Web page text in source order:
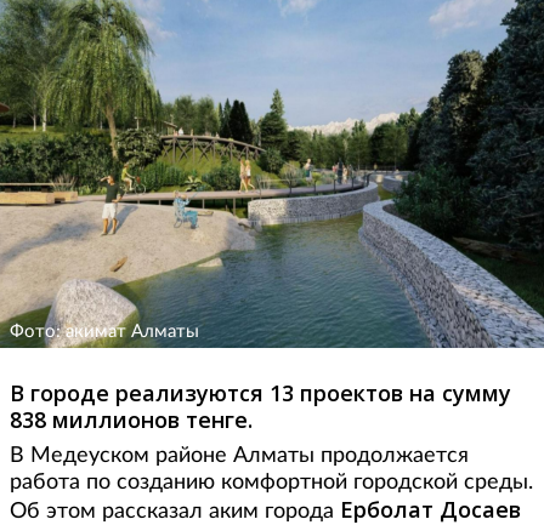
Фото: акимат Алматы
В городе реализуются 13 проектов на сумму
838 миллионов тенге.
В Медеуском районе Алматы продолжается
работа по созданию комфортной городской среды.
Об этом рассказал аким города Ерболат Досаев